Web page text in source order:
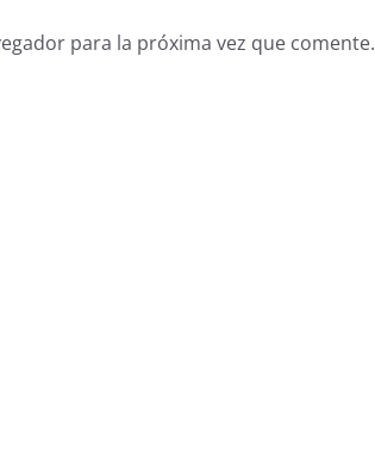
para la próxima vez que comente.